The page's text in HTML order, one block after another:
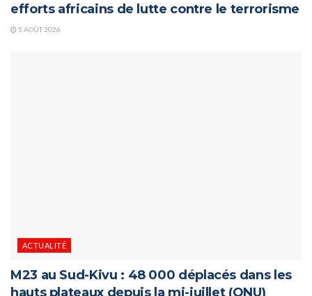
efforts africains de lutte contre le terrorisme
5 AOÛT 2026
ACTUALITÉ
M23 au Sud-Kivu : 48 000 déplacés dans les
hauts plateaux depuis la mi-juillet (ONU)